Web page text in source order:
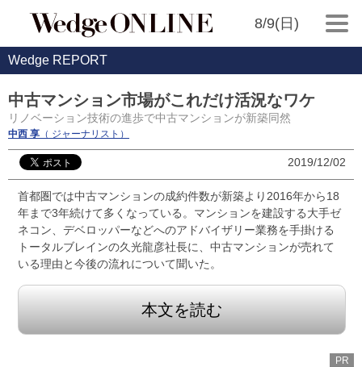
8/9(日)
Wedge REPORT
中古マンション市場がこれだけ活況なワケ
リノベーション技術の進歩で中古マンションが新築同然
中西 享 （ ジャーナリスト）
2019/12/02
首都圏では中古マンションの成約件数が新築より2016年から18
年まで3年続けて多くなっている。マンションを建設する大手ゼ
ネコン、デベロッパーなどへのアドバイザリー業務を手掛ける
トータルブレインの久光龍彦社長に、中古マンションが売れて
いる理由と今後の流れについて聞いた。
本文を読む
PR